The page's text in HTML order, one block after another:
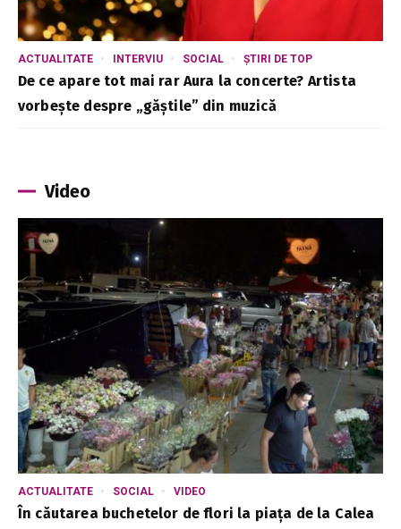
ACTUALITATE INTERVIU SOCIAL ȘTIRI DE TOP
De ce apare tot mai rar Aura la concerte? Artista
vorbește despre „găștile” din muzică
Video
ACTUALITATE SOCIAL VIDEO
În căutarea buchetelor de flori la piața de la Calea